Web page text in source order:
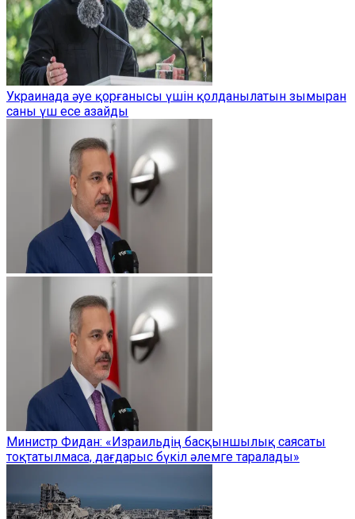
Украинада әуе қорғанысы үшін қолданылатын зымыран
саны үш есе азайды
Министр Фидан: «Израильдің басқыншылық саясаты
тоқтатылмаса, дағдарыс бүкіл әлемге таралады»